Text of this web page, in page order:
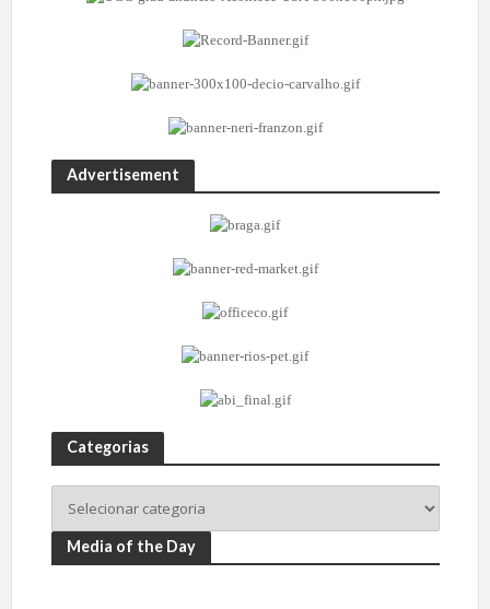
Advertisement
Categorias
Media of the Day